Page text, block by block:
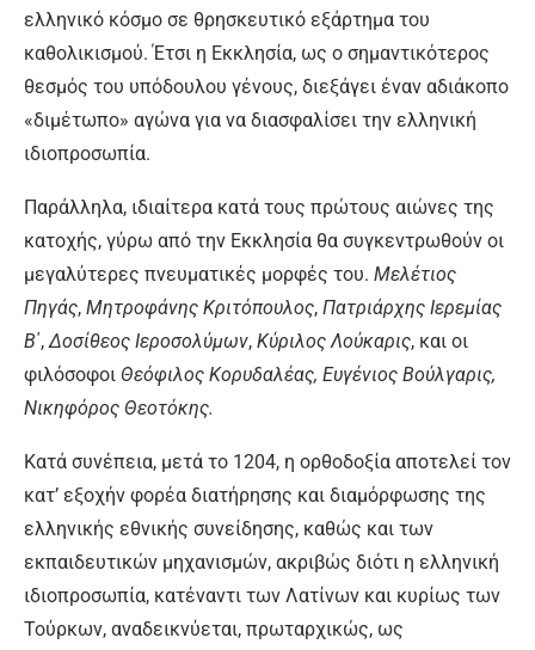
ελληνικό κόσμο σε θρησκευτικό εξάρτημα του
καθολικισμού. Έτσι η Εκκλησία, ως ο σημαντικότερος
θεσμός του υπόδουλου γένους, διεξάγει έναν αδιάκοπο
«διμέτωπο» αγώνα για να διασφαλίσει την ελληνική
ιδιοπροσωπία.
Παράλληλα, ιδιαίτερα κατά τους πρώτους αιώνες της
κατοχής, γύρω από την Εκκλησία θα συγκεντρωθούν οι
μεγαλύτερες πνευματικές μορφές του. Μελέτιος
Πηγάς, Μητροφάνης Κριτόπουλος, Πατριάρχης Ιερεμίας
Β΄,Δοσίθεος Ιεροσολύμων, Κύριλος Λούκαρις, και οι
φιλόσοφοι Θεόφιλος Κορυδαλέας, Ευγένιος Βούλγαρις,
Νικηφόρος Θεοτόκης.
Κατά συνέπεια, μετά το 1204, η ορθοδοξία αποτελεί τον
κατ’ εξοχήν φορέα διατήρησης και διαμόρφωσης της
ελληνικής εθνικής συνείδησης, καθώς και των
εκπαιδευτικών μηχανισμών, ακριβώς διότι η ελληνική
ιδιοπροσωπία, κατέναντι των Λατίνων και κυρίως των
Τούρκων, αναδεικνύεται, πρωταρχικώς, ως